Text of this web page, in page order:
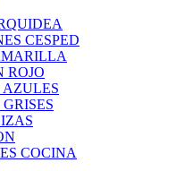
CESPED
ROJO
AZULES
COCINA